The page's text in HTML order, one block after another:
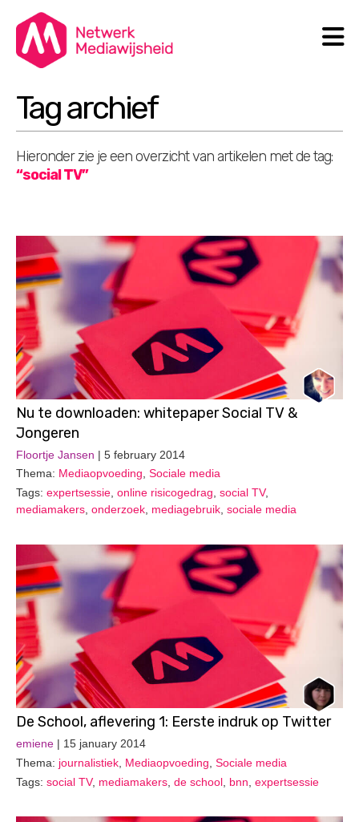
Search
Tag archief
Hieronder zie je een overzicht van artikelen met de tag:
“social TV”
Nu te downloaden: whitepaper Social TV &
Jongeren
Floortje Jansen | 5 february 2014
Thema: Mediaopvoeding, Sociale media
Tags: expertsessie, online risicogedrag, social TV,
mediamakers, onderzoek, mediagebruik, sociale media
De School, aflevering 1: Eerste indruk op Twitter
emiene | 15 january 2014
Thema: journalistiek Mediaopvoeding Sociale media
Tags: social TV, mediamakers de school bnn expertsessie